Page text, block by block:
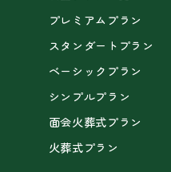
プレミアムプラン
スタンダートプラン
ベーシックプラン
シンプルプラン
面会火葬式プラン
火葬式プラン